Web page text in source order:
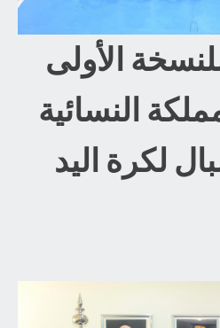
الأولى
النسائية
لكرة اليد